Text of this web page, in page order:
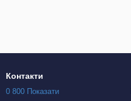
Контакти
0 800 Показати